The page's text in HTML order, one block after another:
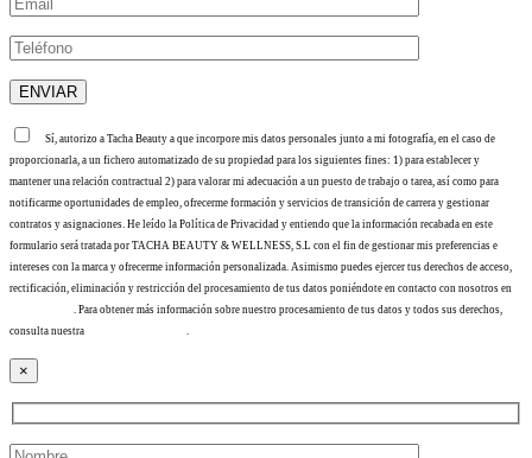
Sí, autorizo a Tacha Beauty a que incorpore mis datos personales junto a mi fotografía, en el caso de
proporcionarla, a un fichero automatizado de su propiedad para los siguientes fines: 1) para establecer y
mantener una relación contractual 2) para valorar mi adecuación a un puesto de trabajo o tarea, así como para
notificarme oportunidades de empleo, ofrecerme formación y servicios de transición de carrera y gestionar
contratos y asignaciones. He leído la Política de Privacidad y entiendo que la información recabada en este
formulario será tratada por TACHA BEAUTY & WELLNESS, S.L con el fin de gestionar mis preferencias e
intereses con la marca y ofrecerme información personalizada. Asimismo puedes ejercer tus derechos de acceso,
rectificación, eliminación y restricción del procesamiento de tus datos poniéndote en contacto con nosotros en
. Para obtener más información sobre nuestro procesamiento de tus datos y todos sus derechos,
consulta nuestra
×